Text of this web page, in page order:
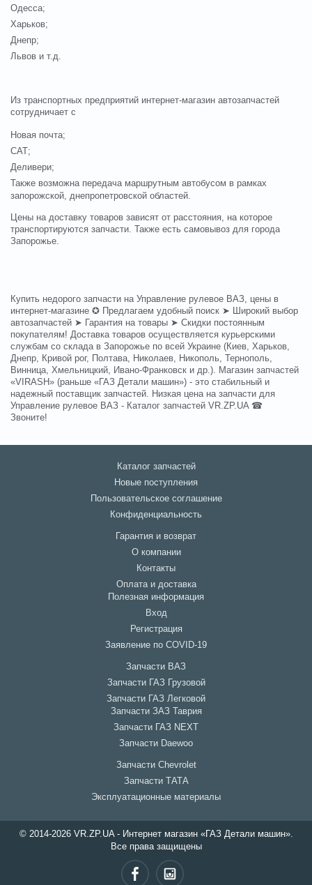
Одесса;
Харьков;
Днепр;
Львов и т.д.
Из транспортных предприятий интернет-магазин автозапчастей
сотрудничает с
Новая почта;
САТ;
Деливери;
Также возможна передача маршрутным автобусом в рамках
запорожской, днепропетровской областей.
Цены на доставку товаров зависят от расстояния, на которое
транспортируются запчасти. Также есть самовывоз для города
Запорожье.
Купить недорого запчасти на Управление рулевое ВАЗ, цены в
интернет-магазине ✪ Предлагаем удобный поиск ➤ Широкий выбор
автозапчастей ➤ Гарантия на товары ➤ Скидки постоянным
покупателям! Доставка товаров осуществляется курьерскими
службам со склада в Запорожье по всей Украине (Киев, Харьков,
Днепр, Кривой рог, Полтава, Николаев, Никополь, Тернополь,
Винница, Хмельницкий, Ивано-Франковск и др.). Магазин запчастей
«VIRASH» (раньше «ГАЗ Детали машин») - это стабильный и
надежный поставщик запчастей. Низкая цена на запчасти для
Управление рулевое ВАЗ - Каталог запчастей VR.ZP.UA ☎
Звоните!
Каталог запчастей
Новые поступления
Пользовательское соглашение
Конфиденциальность
Гарантия и возврат
О компании
Контакты
Оплата и доставка
Полезная информация
Вход
Регистрация
Заявление по COVID-19
Запчасти ВАЗ
Запчасти ГАЗ Грузовой
Запчасти ГАЗ Легковой
Запчасти ЗАЗ Таврия
Запчасти ГАЗ NEXT
Запчасти Daewoo
Запчасти Chevrolet
Запчасти ТАТА
Эксплуатационные материалы
© 2014-2026 VR.ZP.UA - Интернет магазин «ГАЗ Детали машин».
Все права защищены